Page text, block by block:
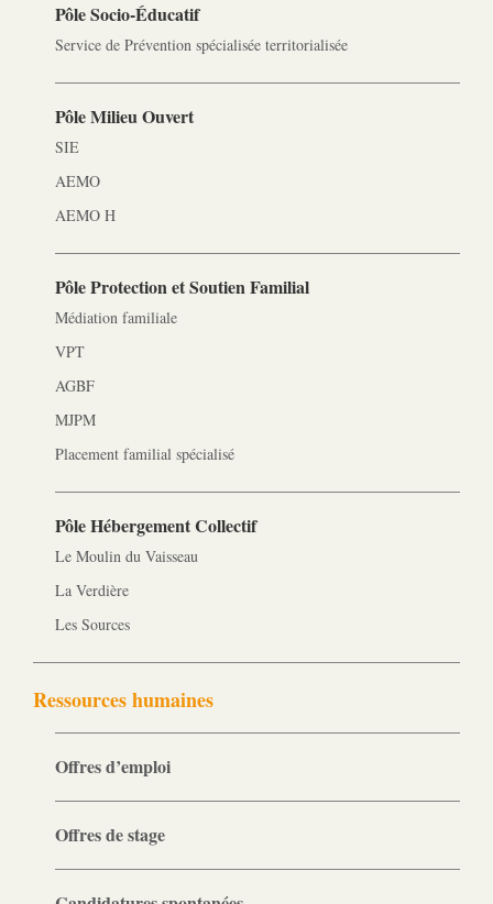
Pôle Socio-­Éducatif
Service de Prévention spécialisée territorialisée
Pôle Milieu Ouvert
SIE
AEMO
AEMO H
Pôle Protection et Soutien Familial
Médiation familiale
VPT
AGBF
MJPM
Placement familial spécialisé
Pôle Hébergement Collectif
Le Moulin du Vaisseau
La Verdière
Les Sources
Ressources humaines
Offres d’emploi
Offres de stage